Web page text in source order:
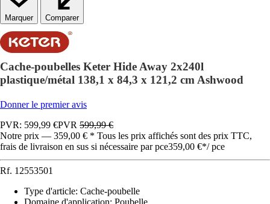
Comparer
Cache-poubelles Keter Hide Away 2x240l
plastique/métal 138,1 x 84,3 x 121,2 cm Ashwood
Donner le premier avis
PVR: 599,99 €PVR 599,99 €
Notre prix — 359,00 € * Tous les prix affichés sont des prix TTC,
frais de livraison en sus si nécessaire par pce359,00 €*/ pce
Rf. 12553501
Type d'article: Cache-poubelle
Domaine d'application: Poubelle